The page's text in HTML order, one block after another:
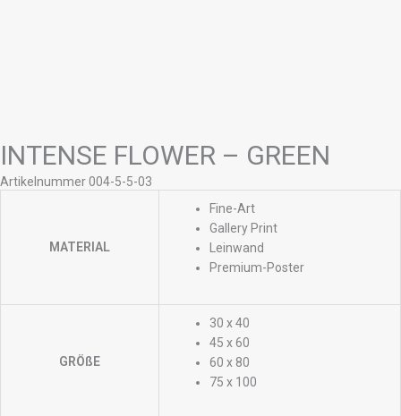
INTENSE FLOWER – GREEN
Artikelnummer 004-5-5-03
MATERIAL
Fine-Art
Gallery Print
Leinwand
Premium-Poster
GRÖßE
30 x 40
45 x 60
60 x 80
75 x 100